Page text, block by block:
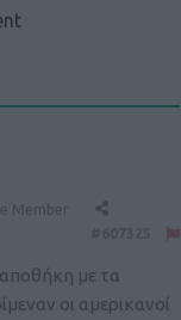
Member
με τα
οι αμερικανοί